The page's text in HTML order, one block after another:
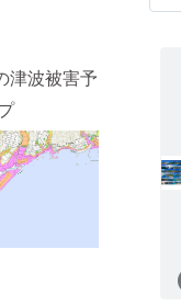
津波被害予